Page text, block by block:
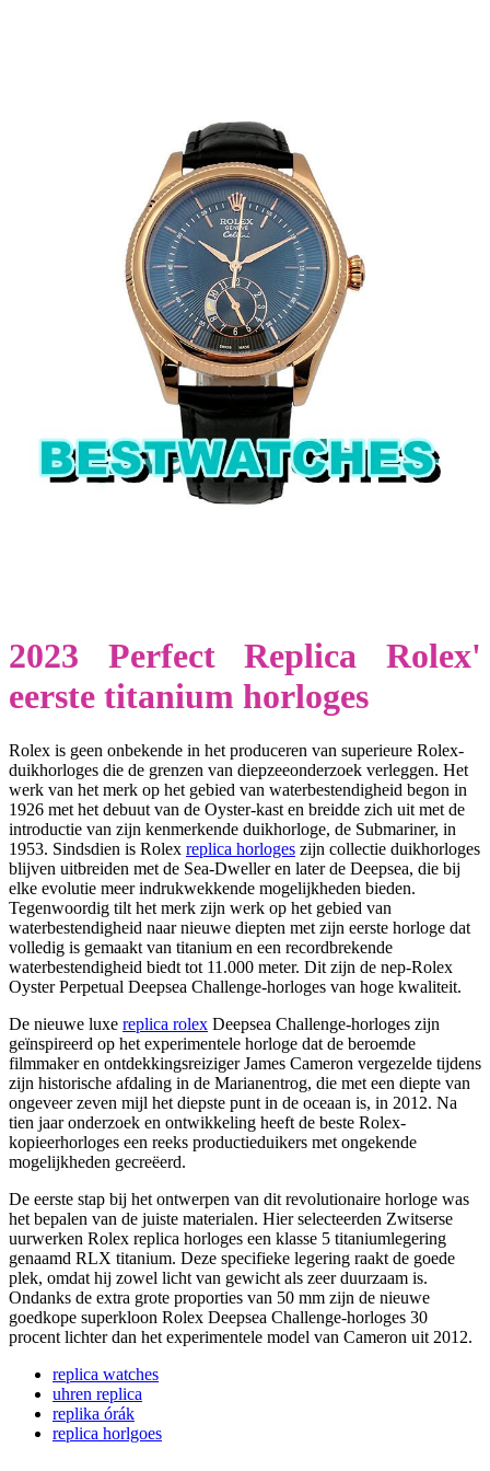
2023 Perfect Replica Rolex'
eerste titanium horloges
Rolex is geen onbekende in het produceren van superieure Rolex-
duikhorloges die de grenzen van diepzeeonderzoek verleggen. Het
werk van het merk op het gebied van waterbestendigheid begon in
1926 met het debuut van de Oyster-kast en breidde zich uit met de
introductie van zijn kenmerkende duikhorloge, de Submariner, in
1953. Sindsdien is Rolex replica horloges zijn collectie duikhorloges
blijven uitbreiden met de Sea-Dweller en later de Deepsea, die bij
elke evolutie meer indrukwekkende mogelijkheden bieden.
Tegenwoordig tilt het merk zijn werk op het gebied van
waterbestendigheid naar nieuwe diepten met zijn eerste horloge dat
volledig is gemaakt van titanium en een recordbrekende
waterbestendigheid biedt tot 11.000 meter. Dit zijn de nep-Rolex
Oyster Perpetual Deepsea Challenge-horloges van hoge kwaliteit.
De nieuwe luxe replica rolex Deepsea Challenge-horloges zijn
geïnspireerd op het experimentele horloge dat de beroemde
filmmaker en ontdekkingsreiziger James Cameron vergezelde tijdens
zijn historische afdaling in de Marianentrog, die met een diepte van
ongeveer zeven mijl het diepste punt in de oceaan is, in 2012. Na
tien jaar onderzoek en ontwikkeling heeft de beste Rolex-
kopieerhorloges een reeks productieduikers met ongekende
mogelijkheden gecreëerd.
De eerste stap bij het ontwerpen van dit revolutionaire horloge was
het bepalen van de juiste materialen. Hier selecteerden Zwitserse
uurwerken Rolex replica horloges een klasse 5 titaniumlegering
genaamd RLX titanium. Deze specifieke legering raakt de goede
plek, omdat hij zowel licht van gewicht als zeer duurzaam is.
Ondanks de extra grote proporties van 50 mm zijn de nieuwe
goedkope superkloon Rolex Deepsea Challenge-horloges 30
procent lichter dan het experimentele model van Cameron uit 2012.
replica watches
uhren replica
replika órák
replica horlgoes